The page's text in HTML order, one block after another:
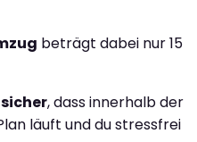
beträgt dabei nur 15
, dass innerhalb der
läuft und du stressfrei